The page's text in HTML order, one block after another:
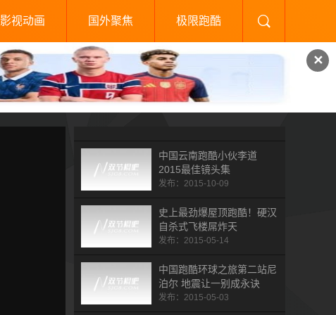
✕
影视动画 国外聚焦 极限跑酷
中国云南跑酷小伙李道
2015最佳镜头集
发布：2015-10-09
史上最劲爆屋顶跑酷！硬汉
自杀式飞楼屌炸天
发布：2015-05-14
中国跑酷环球之旅第二站尼
泊尔 地震让一别成永诀
发布：2015-05-03